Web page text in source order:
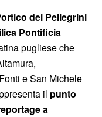
dei Pellegrini
Pontificia
pugliese che
e San Michele
il punto
a